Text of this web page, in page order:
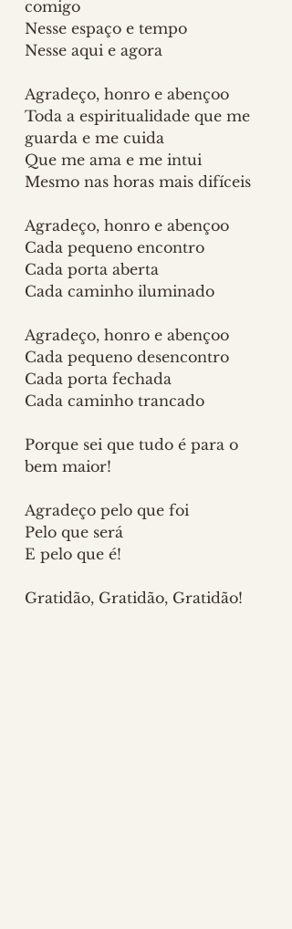
comigo
Nesse espaço e tempo
Nesse aqui e agora
Agradeço, honro e abençoo
Toda a espiritualidade que me
guarda e me cuida
Que me ama e me intui
Mesmo nas horas mais difíceis
Agradeço, honro e abençoo
Cada pequeno encontro
Cada porta aberta
Cada caminho iluminado
Agradeço, honro e abençoo
Cada pequeno desencontro
Cada porta fechada
Cada caminho trancado
Porque sei que tudo é para o
bem maior!
Agradeço pelo que foi
Pelo que será
E pelo que é!
Gratidão, Gratidão, Gratidão!